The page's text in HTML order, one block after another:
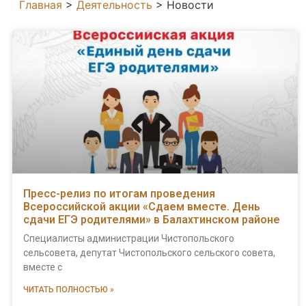
Главная > Деятельность > Новости
Пресс-релиз по итогам проведения
Всероссийской акции «Сдаем вместе. День
сдачи ЕГЭ родителями» в Балахтинском районе
Специалисты администрации Чистопольского
сельсовета, депутат Чистопольского сельского совета,
вместе с
ЧИТАТЬ ПОЛНОСТЬЮ »